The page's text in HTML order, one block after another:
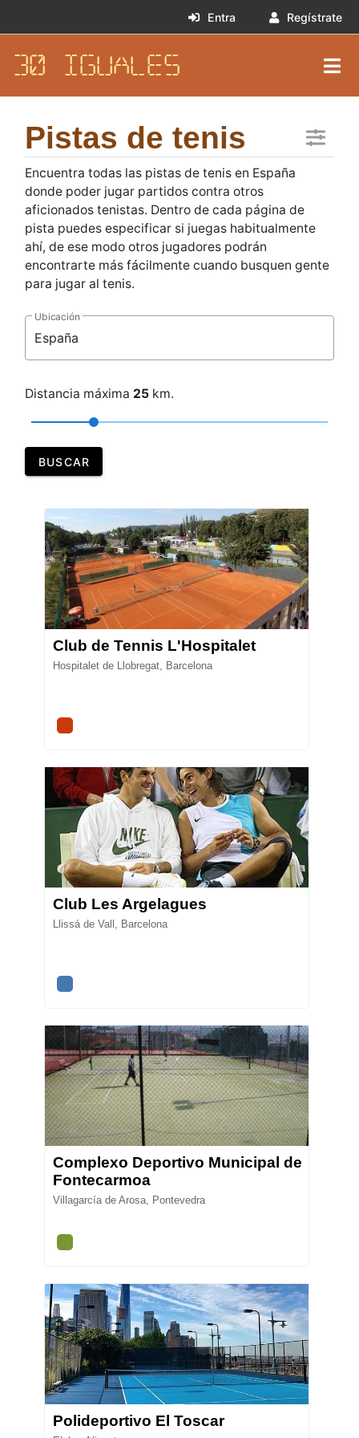
Entra Regístrate
30 IGUALES
Pistas de tenis
Encuentra todas las pistas de tenis en España
donde poder jugar partidos contra otros
aficionados tenistas. Dentro de cada página de
pista puedes especificar si juegas habitualmente
ahí, de ese modo otros jugadores podrán
encontrarte más fácilmente cuando busquen gente
para jugar al tenis.
Ubicación
Distancia máxima 25km.
BUSCAR
Club de Tennis L'Hospitalet
Hospitalet de Llobregat, Barcelona
Club Les Argelagues
Llissá de Vall, Barcelona
Complexo Deportivo Municipal de
Fontecarmoa
Villagarcía de Arosa, Pontevedra
Polideportivo El Toscar